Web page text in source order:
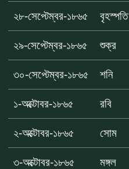
২৮-সেপ্টেম্বর-১৮৬৫ বৃহস্পতি
২৯-সেপ্টেম্বর-১৮৬৫ শুক্র
৩০-সেপ্টেম্বর-১৮৬৫ শনি
১-অক্টোবর-১৮৬৫ রবি
২-অক্টোবর-১৮৬৫ সোম
৩-অক্টোবর-১৮৬৫ মঙ্গল